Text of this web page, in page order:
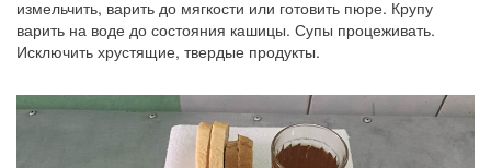
измельчить, варить до мягкости или готовить пюре. Крупу
варить на воде до состояния кашицы. Супы процеживать.
Исключить хрустящие, твердые продукты.